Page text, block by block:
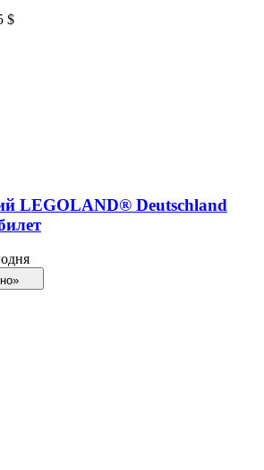
$
LEGOLAND® Deutschland